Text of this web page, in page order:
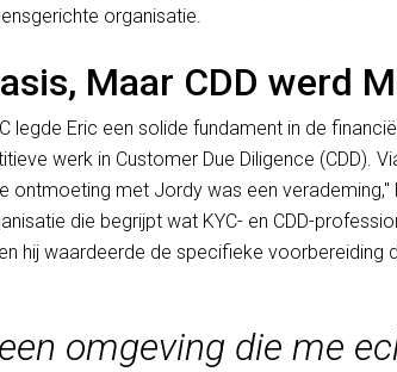
organisatie.
Maar CDD werd
legde Eric een solide fundament in de
werk in Customer Due Diligence (CDD).
met Jordy was een verademing,"
die begrijpt wat KYC- en CDD-
hij waardeerde de specifieke voorbereiding
omgeving die me